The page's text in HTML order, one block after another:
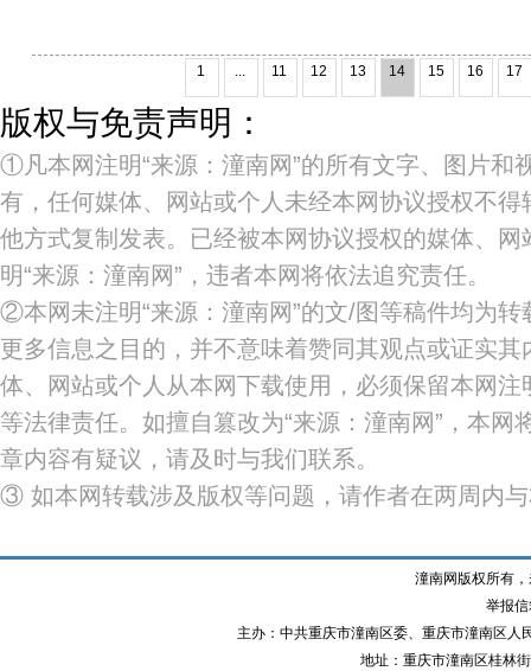
1 ... 11 12 13 14 15 16 17
版权与免责声明：
①凡本网注明“来源：潼南网”的所有文字、图片和
有，任何媒体、网站或个人未经本网协议授权不
他方式复制发表。已经被本网协议授权的媒体、
明“来源：潼南网”，违者本网将依法追究责任。
②本网未注明“来源：潼南网”的文/图等稿件均为
更多信息之目的，并不意味着赞同其观点或证实
体、网站或个人从本网下载使用，必须保留本网注
等法律责任。如擅自篡改为“来源：潼南网”，本网
章内容有疑议，请及时与我们联系。
③ 如本网转载涉及版权等问题，请作者在两周内
潼南网版权所有
举报
主办：中共重庆市潼南区委、重庆市潼南区
地址：重庆市潼南区桂林